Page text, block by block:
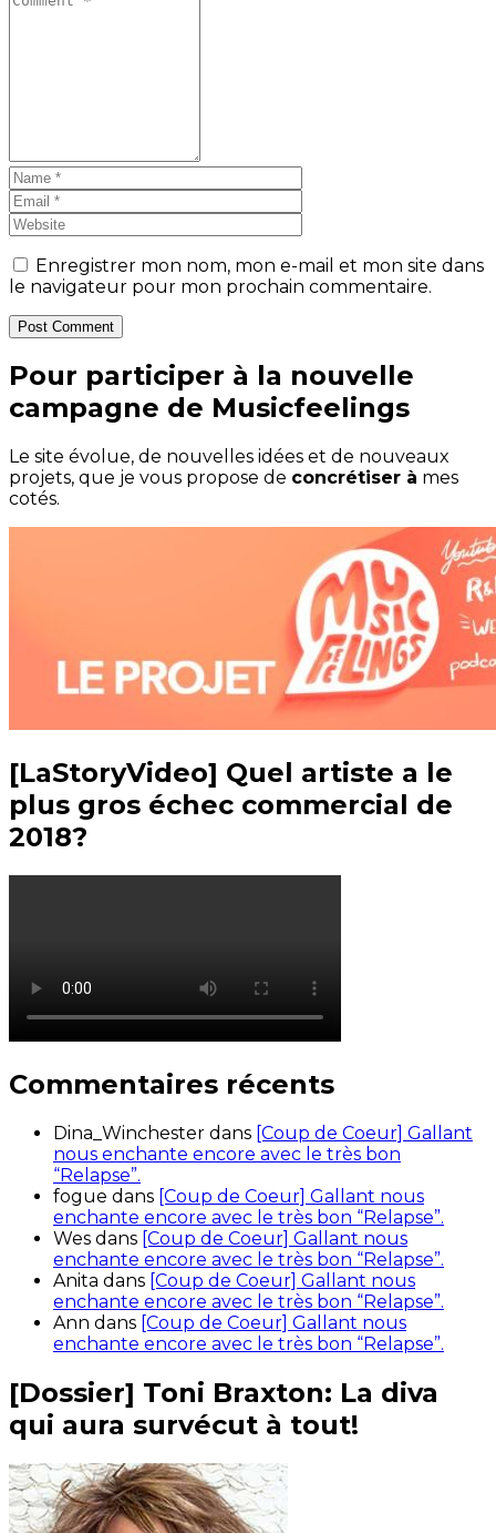
Enregistrer mon nom, mon e-mail et mon site dans
le navigateur pour mon prochain commentaire.
Post Comment
Pour participer à la nouvelle
campagne de Musicfeelings
Le site évolue, de nouvelles idées et de nouveaux
projets, que je vous propose de concrétiser à mes
cotés.
[LaStoryVideo] Quel artiste a le
plus gros échec commercial de
2018?
Commentaires récents
Dina_Winchester dans [Coup de Coeur] Gallant
nous enchante encore avec le très bon
“Relapse”.
fogue dans [Coup de Coeur] Gallant nous
enchante encore avec le très bon “Relapse”.
Wes dans [Coup de Coeur] Gallant nous
enchante encore avec le très bon “Relapse”.
Anita dans [Coup de Coeur] Gallant nous
enchante encore avec le très bon “Relapse”.
Ann dans [Coup de Coeur] Gallant nous
enchante encore avec le très bon “Relapse”.
[Dossier] Toni Braxton: La diva
qui aura survécut à tout!